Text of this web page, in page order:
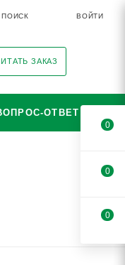
ПОИСК ВОЙТИ
ЗАКАЗ
ОТВЕТ
0
0
0